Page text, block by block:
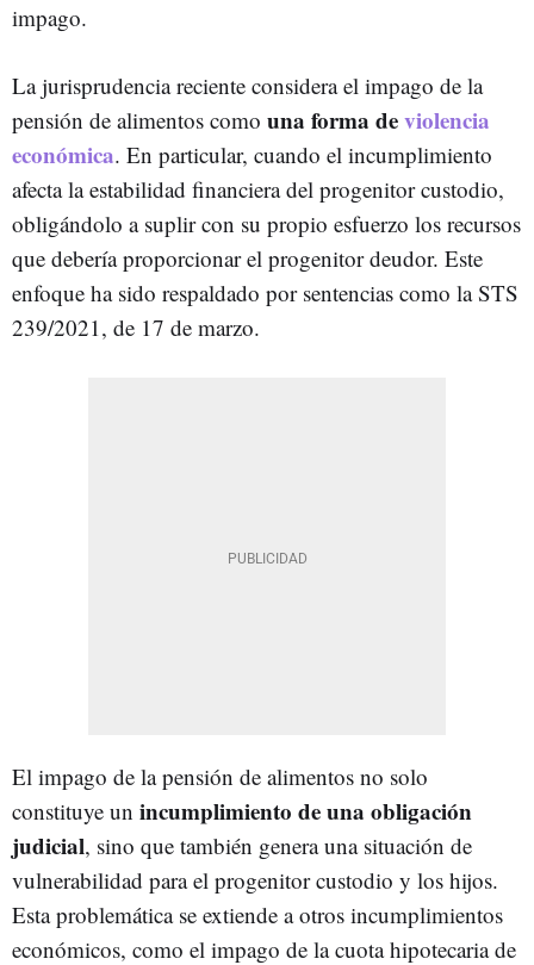
impago.
La jurisprudencia reciente considera el impago de la
pensión de alimentos como una forma deviolencia
económica. En particular, cuando el incumplimiento
afecta la estabilidad financiera del progenitor custodio,
obligándolo a suplir con su propio esfuerzo los recursos
que debería proporcionar el progenitor deudor. Este
enfoque ha sido respaldado por sentencias como la STS
239/2021, de 17 de marzo.
El impago de la pensión de alimentos no solo
constituye un incumplimiento de una obligación
judicial, sino que también genera una situación de
vulnerabilidad para el progenitor custodio y los hijos.
Esta problemática se extiende a otros incumplimientos
económicos, como el impago de la cuota hipotecaria de